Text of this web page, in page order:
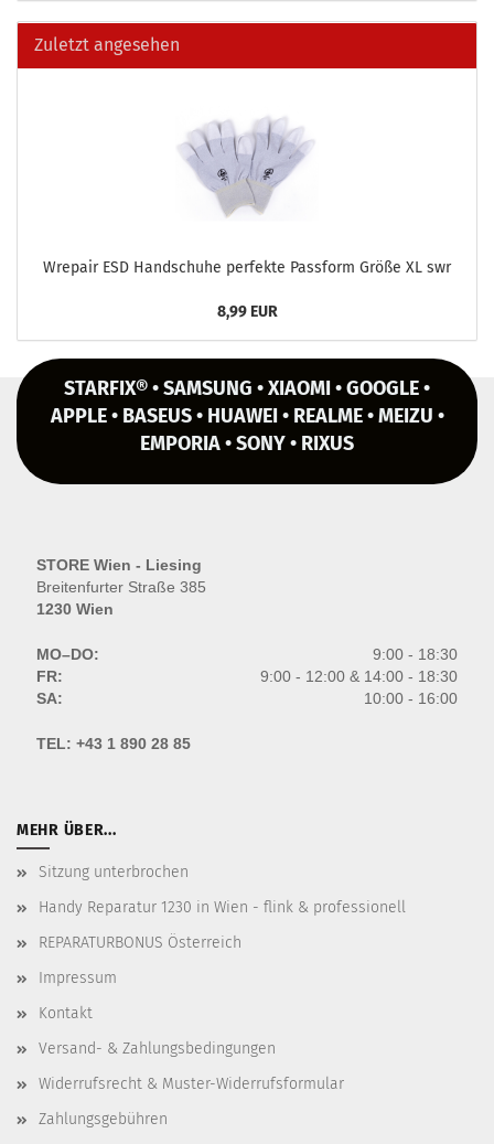
Zuletzt angesehen
Wre­pair ESD Hand­schu­he per­fek­te Pass­form Größe XL swr
8,99 EUR
STARFIX® • SAMSUNG • XIAOMI • GOOGLE •
APPLE • BASEUS • HUAWEI • REALME • MEIZU •
EMPORIA • SONY • RIXUS
STORE Wien - Liesing
Breitenfurter Straße 385
1230 Wien
MO–DO:
9:00 - 18:30
FR:
9:00 - 12:00 & 14:00 - 18:30
SA:
10:00 - 16:00
TEL: +43 1 890 28 85
MEHR ÜBER...
Sitzung unterbrochen
Handy Reparatur 1230 in Wien - flink & professionell
REPARATURBONUS Österreich
Impressum
Kontakt
Versand- & Zahlungsbedingungen
Widerrufsrecht & Muster-Widerrufsformular
Zahlungsgebühren